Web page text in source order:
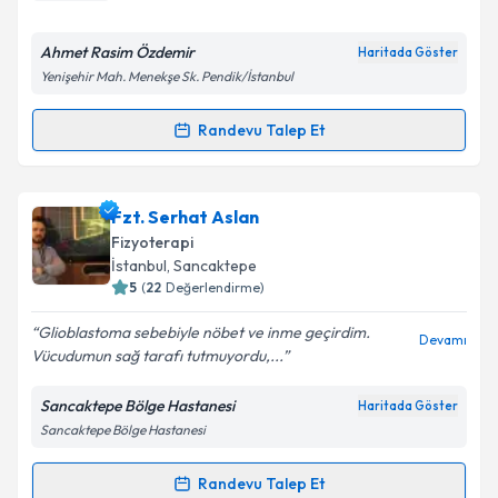
Kişisel verilerimin işlenmesine ilişkin
Metni'ni okudum ve kişisel verilerimin belirtilen
Takvim Talebini Gönder
Ahmet Rasim Özdemir Haritada Göster
Yenişehir Mah. Menekşe Sk. Pendik/İstanbul
Randevu Talep Et
Randevu Takvimi Talebi
Fzt. Ahmet Rasim Özdemir
talebi oluşturun. Size bu uzmandan randevu almanız
için bir takvim hazırlandığında e-posta ile
bilgilendireceğiz.
E-posta Adresiniz
Kişisel verilerimin işlenmesine ilişkin
Metni'ni okudum ve kişisel verilerimin belirtilen
kapsamda işlenmesini kabul ediyorum.
Fzt. Serhat Aslan
Fizyoterapi
İstanbul, Sancaktepe
5 (22 Değerlendirme)
Glioblastoma sebebiyle nöbet ve inme geçirdim.
Vücudumun sağ tarafı tutmuyordu,...
Devamı
Sancaktepe Bölge Hastanesi Haritada Göster
Sancaktepe Bölge Hastanesi
Randevu Talep Et